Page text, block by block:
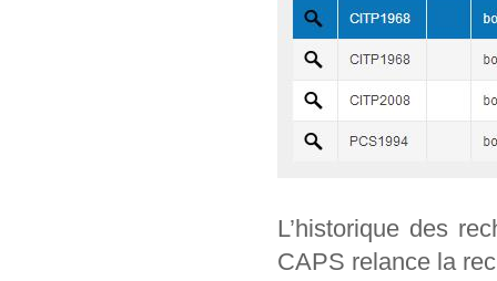
L’historique des
CAPS relance la